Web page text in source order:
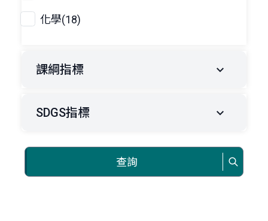
化學(18)
課綱指標
SDGS指標
查詢